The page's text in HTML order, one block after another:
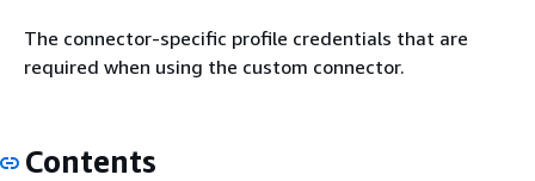
The connector-specific profile credentials that are
required when using the custom connector.
Contents